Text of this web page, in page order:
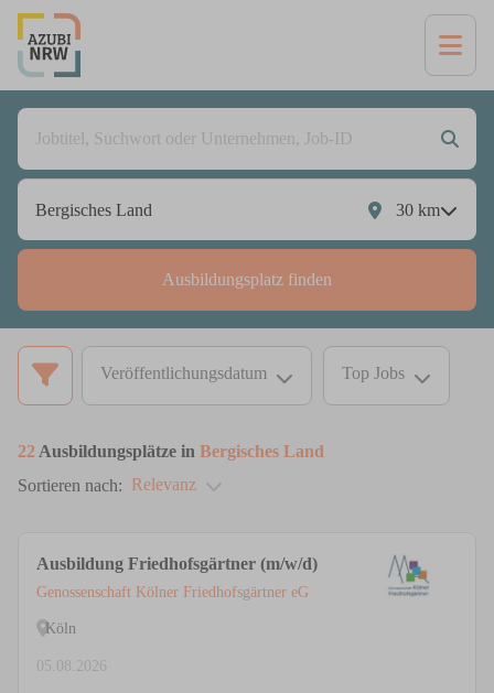
30 km
Ausbildungsplatz finden
Veröffentlichungsdatum Top Jobs
22 Ausbildungsplätze in Bergisches Land
Sortieren nach: Relevanz
Ausbildung Friedhofsgärtner (m/w/d)
Genossenschaft Kölner Friedhofsgärtner eG
Köln
05.08.2026